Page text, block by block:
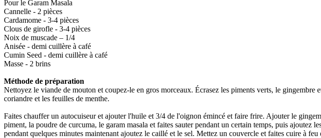
Pour le Garam Masala
Cannelle - 2 pièces
Cardamome - 3-4 pièces
Clous de girofle - 3-4 pièces
Noix de muscade – 1/4
Anisée - demi cuillère à café
Cumin Seed - demi cuillère à café
Masse - 2 brins
Méthode de préparation
Nettoyez le viande de mouton et coupez-le en gros morceaux. Écrasez les piments verts, le
coriandre et les feuilles de menthe.
Faites chauffer un autocuiseur et ajouter l'huile et 3/4 de l'oignon émincé et faire frire. Ajouter le
piment, la poudre de curcuma, le garam masala et faites sauter pendant un certain temps, puis
pendant quelques minutes maintenant ajoutez le caillé et le sel. Mettez un couvercle et faites cuire à